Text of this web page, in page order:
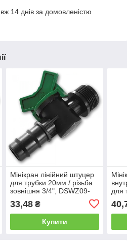
14 днів за домовленістю
Мінікран лінійний штуцер
для трубки 20мм / різьба
зовнішня 3/4", DSWZ09-
33,48₴
Купити
для